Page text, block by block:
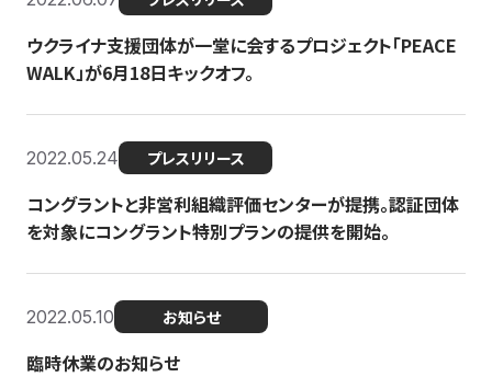
ウクライナ支援団体が一堂に会するプロジェクト「PEACE
WALK」が6月18日キックオフ。
2022.05.24 プレスリリース
コングラントと非営利組織評価センターが提携。認証団体
を対象にコングラント特別プランの提供を開始。
2022.05.10 お知らせ
臨時休業のお知らせ